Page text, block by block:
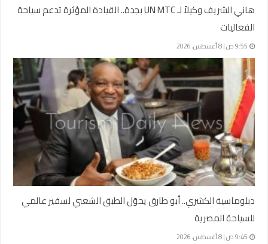
هاني الشريف وكيلاً لـ UN MTC بجدة.. القيادة المؤثرة تدعم سياحة
الفعاليات
9:55 ص | 8 أغسطس، 2026
دبلوماسية الكشري.. أبو طارق يحوّل الطبق الشعبي لسفير عالمي
للسياحة المصرية
9:45 ص | 8 أغسطس، 2026